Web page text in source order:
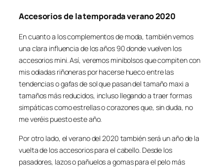
Accesorios de la temporada verano 2020
En cuanto a los complementos de moda, también vemos
una clara influencia de los años 90 donde vuelven los
accesorios mini. Así, veremos minibolsos que compiten con
mis odiadas riñoneras por hacerse hueco entre las
tendencias o gafas de sol que pasan del tamaño maxi a
tamaños más reducidos, incluso llegando a traer formas
simpáticas como estrellas o corazones que, sin duda, no
me veréis puesto este año.
Por otro lado, el verano del 2020 también será un año de la
vuelta de los accesorios para el cabello. Desde los
pasadores, lazos o pañuelos a gomas para el pelo más